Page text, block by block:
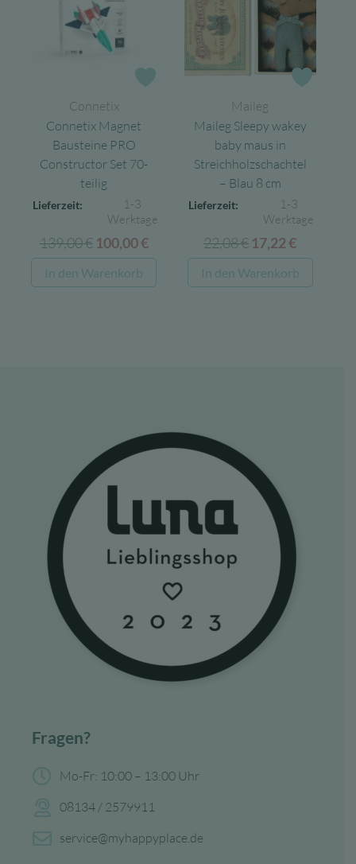
Connetix
Connetix Magnet
Bausteine PRO
Constructor Set 70-
teilig
Lieferzeit:
1-3
Werktage
139,00€ Ursprünglicher
Preis
war:
100,00€Aktueller
Preis
ist:
In den Warenkorb
Maileg
Maileg Sleepy wakey
baby maus in
Streichholzschachtel
– Blau 8 cm
Lieferzeit:
1-3
Werktage
22,08€ Ursprünglicher
Preis
war:
17,22€
Preis
ist:
In den Warenkorb
Fragen?
Mo-Fr: 10:00 – 13:00 Uhr
08134 / 2579911
service@myhappyplace.de